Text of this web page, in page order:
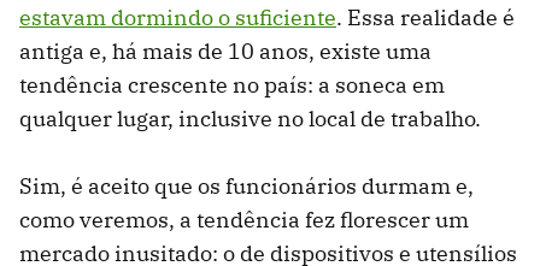
estavam dormindo o suficiente. Essa realidade é
antiga e, há mais de 10 anos, existe uma
tendência crescente no país: a soneca em
qualquer lugar, inclusive no local de trabalho.
Sim, é aceito que os funcionários durmam e,
como veremos, a tendência fez florescer um
mercado inusitado: o de dispositivos e utensílios